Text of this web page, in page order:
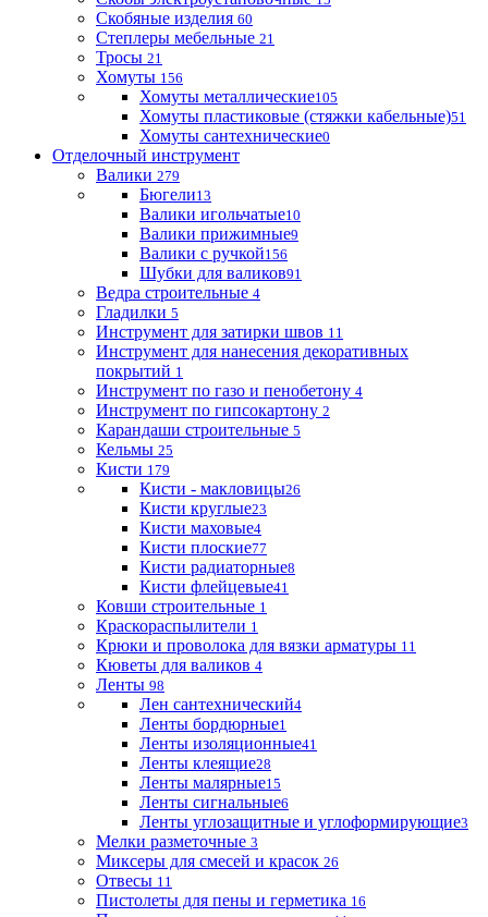
Скобяные изделия 60
Степлеры мебельные 21
Тросы 21
Хомуты 156
Хомуты металлические105
Хомуты пластиковые (стяжки кабельные)51
Хомуты сантехнические0
Отделочный инструмент
Валики 279
Бюгели13
Валики игольчатые10
Валики прижимные9
Валики с ручкой156
Шубки для валиков91
Ведра строительные 4
Гладилки 5
Инструмент для затирки швов 11
Инструмент для нанесения декоративных
покрытий 1
Инструмент по газо и пенобетону 4
Инструмент по гипсокартону 2
Карандаши строительные 5
Кельмы 25
Кисти 179
Кисти - макловицы26
Кисти круглые23
Кисти маховые4
Кисти плоские77
Кисти радиаторные8
Кисти флейцевые41
Ковши строительные 1
Краскораспылители 1
Крюки и проволока для вязки арматуры 11
Кюветы для валиков 4
Ленты 98
Лен сантехнический4
Ленты бордюрные1
Ленты изоляционные41
Ленты клеящие28
Ленты малярные15
Ленты сигнальные6
Ленты углозащитные и углоформирующие3
Мелки разметочные 3
Миксеры для смесей и красок 26
Отвесы 11
Пистолеты для пены и герметика 16